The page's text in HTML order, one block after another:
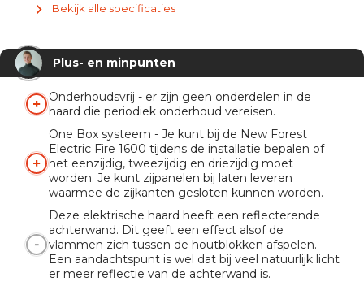
Plus- en minpunten
Onderhoudsvrij - er zijn geen onderdelen in de
haard die periodiek onderhoud vereisen.
One Box systeem - Je kunt bij de New Forest
Electric Fire 1600 tijdens de installatie bepalen of
het eenzijdig, tweezijdig en driezijdig moet
worden. Je kunt zijpanelen bij laten leveren
waarmee de zijkanten gesloten kunnen worden.
Deze elektrische haard heeft een reflecterende
achterwand. Dit geeft een effect alsof de
vlammen zich tussen de houtblokken afspelen.
Een aandachtspunt is wel dat bij veel natuurlijk licht
er meer reflectie van de achterwand is.
Met ruit
Knispermodule
Afstandsbediening
App
Bekijk alle specificaties